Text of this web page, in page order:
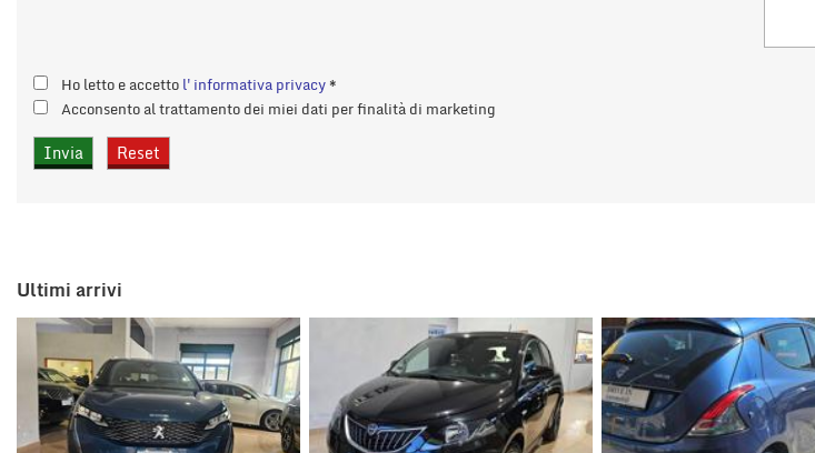
Ho letto e accettol'informativa privacy*
Acconsento al trattamento dei miei dati per finalità di marketing
Ultimi arrivi